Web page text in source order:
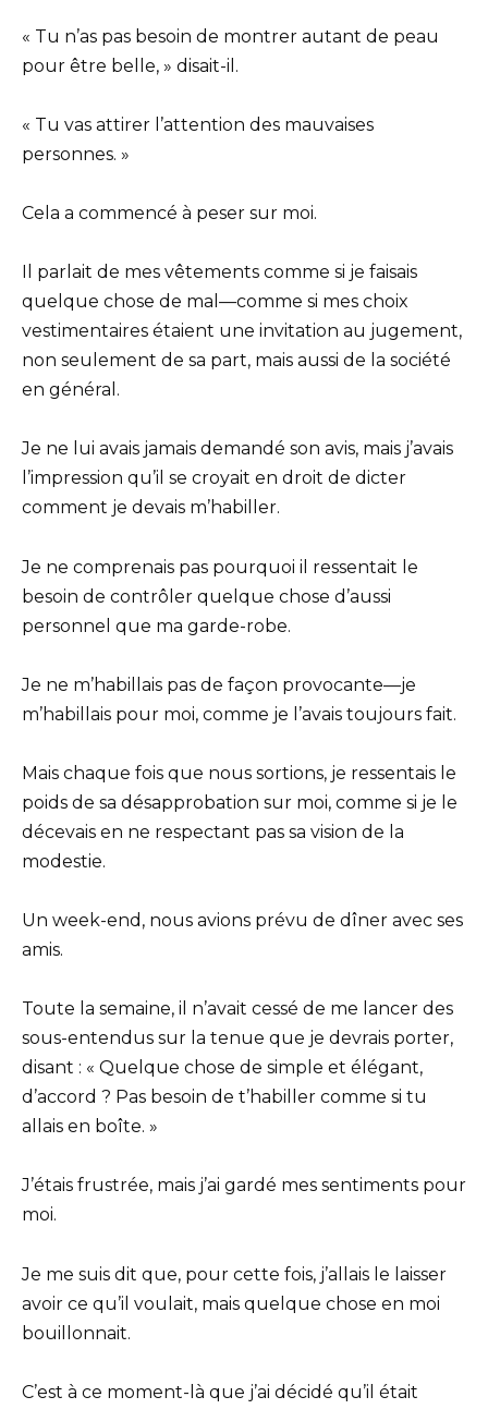
« Tu n’as pas besoin de montrer autant de peau
pour être belle, » disait-il.
« Tu vas attirer l’attention des mauvaises
personnes. »
Cela a commencé à peser sur moi.
Il parlait de mes vêtements comme si je faisais
quelque chose de mal—comme si mes choix
vestimentaires étaient une invitation au jugement,
non seulement de sa part, mais aussi de la société
en général.
Je ne lui avais jamais demandé son avis, mais j’avais
l’impression qu’il se croyait en droit de dicter
comment je devais m’habiller.
Je ne comprenais pas pourquoi il ressentait le
besoin de contrôler quelque chose d’aussi
personnel que ma garde-robe.
Je ne m’habillais pas de façon provocante—je
m’habillais pour moi, comme je l’avais toujours fait.
Mais chaque fois que nous sortions, je ressentais le
poids de sa désapprobation sur moi, comme si je le
décevais en ne respectant pas sa vision de la
modestie.
Un week-end, nous avions prévu de dîner avec ses
amis.
Toute la semaine, il n’avait cessé de me lancer des
sous-entendus sur la tenue que je devrais porter,
disant : « Quelque chose de simple et élégant,
d’accord ? Pas besoin de t’habiller comme si tu
allais en boîte. »
J’étais frustrée, mais j’ai gardé mes sentiments pour
moi.
Je me suis dit que, pour cette fois, j’allais le laisser
avoir ce qu’il voulait, mais quelque chose en moi
bouillonnait.
C’est à ce moment-là que j’ai décidé qu’il était